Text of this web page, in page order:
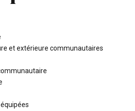
et extérieure communautaires